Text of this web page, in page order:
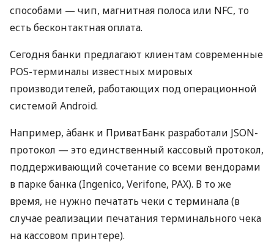
способами — чип, магнитная полоса или NFC, то
есть бесконтактная оплата.
Сегодня банки предлагают клиентам современные
POS-терминалы известных мировых
производителей, работающих под операционной
системой Android.
Например, àбанк и ПриватБанк разработали JSON-
протокол — это единственный кассовый протокол,
поддерживающий сочетание со всеми вендорами
в парке банка (Ingenico, Verifone, PAX). В то же
время, не нужно печатать чеки с терминала (в
случае реализации печатания терминального чека
на кассовом принтере).